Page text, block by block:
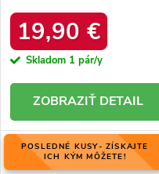
produktu 4218
19,90 €
Skladom 1 pár/y
DETAIL
POSLEDNÉ KUSY- ZÍSKAJTE
ICH KÝM MÔŽETE!